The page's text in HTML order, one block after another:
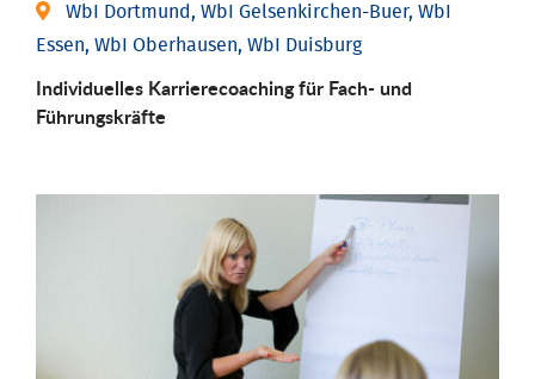
WbI Dortmund, WbI Gelsenkirchen-Buer, WbI
Essen, WbI Oberhausen, WbI Duisburg
Individu­elles Karrierecoaching für Fach-­ und
Führungs­kräfte